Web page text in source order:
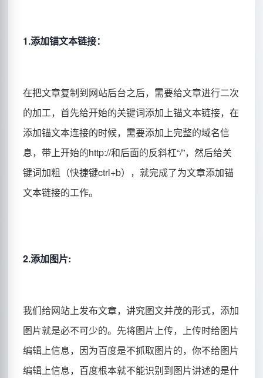
1.添加锚文本链接：
在把文章复制到网站后台之后，需要给文章进行二次
的加工，首先给开始的关键词添加上锚文本链接，在
添加锚文本连接的时候，需要添加上完整的域名信
息，带上开始的http://和后面的反斜杠“/”，然后给关
键词加粗（快捷键ctrl+b），就完成了为文章添加锚
文本链接的工作。
2.添加图片:
我们给网站上发布文章，讲究图文并茂的形式，添加
图片就是必不可少的。先将图片上传，上传时给图片
编辑上信息，因为百度是不抓取图片的，你不给图片
编辑上信息，百度根本就不能识别到图片讲述的是什